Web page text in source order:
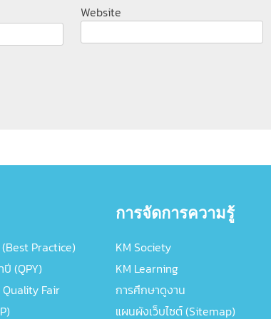
Website
Practice)
(QPY)
Quality Fair
การจัดการความรู้
KM Society
KM Learning
การศึกษาดูงาน
แผนผังเว็บไซต์ (Sitemap)